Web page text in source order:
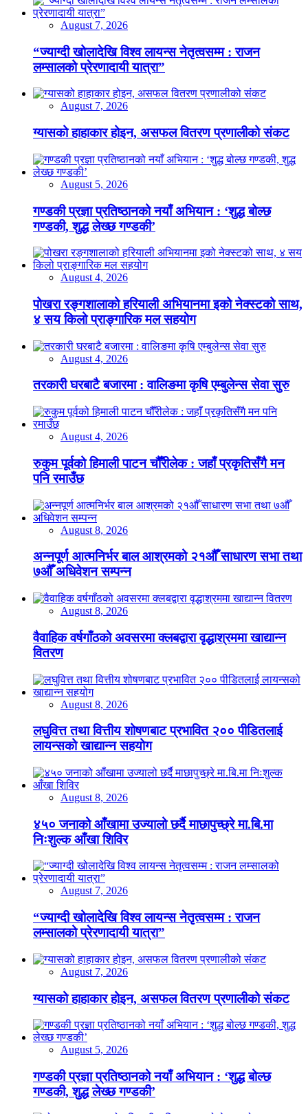
August 7, 2026
“ज्याग्दी खोलादेखि विश्व लायन्स नेतृत्वसम्म : राजन
लम्सालको प्रेरणादायी यात्रा”
August 7, 2026
ग्यासको हाहाकार होइन, असफल वितरण प्रणालीको संकट
August 5, 2026
गण्डकी प्रज्ञा प्रतिष्ठानको नयाँ अभियान : ‘शुद्ध बोल्छ
गण्डकी, शुद्ध लेख्छ गण्डकी’
August 4, 2026
पोखरा रङ्गशालाको हरियाली अभियानमा इको नेक्स्टको साथ,
४ सय किलो प्राङ्गारिक मल सहयोग
August 4, 2026
तरकारी घरबाटै बजारमा : वालिङमा कृषि एम्बुलेन्स सेवा सुरु
August 4, 2026
रुकुम पूर्वको हिमाली पाटन चौँरीलेक : जहाँ प्रकृतिसँगै मन
पनि रमाउँछ
August 8, 2026
अन्नपूर्ण आत्मनिर्भर बाल आश्रमको २१औँ साधारण सभा तथा
७औँ अधिवेशन सम्पन्न
August 8, 2026
वैवाहिक वर्षगाँठको अवसरमा क्लबद्वारा वृद्धाश्रममा खाद्यान्न
वितरण
August 8, 2026
लघुवित्त तथा वित्तीय शोषणबाट प्रभावित २०० पीडितलाई
लायन्सको खाद्यान्न सहयोग
August 8, 2026
४५० जनाको आँखामा उज्यालो छर्दै माछापुच्छ्रे मा.बि.मा
निःशुल्क आँखा शिविर
August 7, 2026
“ज्याग्दी खोलादेखि विश्व लायन्स नेतृत्वसम्म : राजन
लम्सालको प्रेरणादायी यात्रा”
August 7, 2026
ग्यासको हाहाकार होइन, असफल वितरण प्रणालीको संकट
August 5, 2026
गण्डकी प्रज्ञा प्रतिष्ठानको नयाँ अभियान : ‘शुद्ध बोल्छ
गण्डकी, शुद्ध लेख्छ गण्डकी’